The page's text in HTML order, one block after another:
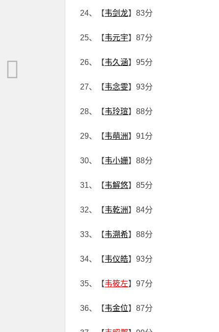
24、【韦剑龙】83分
25、【韦元宇】87分
26、【韦久涵】95分
27、【韦念雯】93分
28、【韦玲瑄】88分
29、【韦萌洲】91分
30、【韦小姗】88分
31、【韦解悠】85分
32、【韦乾洲】84分
33、【韦溯希】88分
34、【韦仪皓】93分
35、【韦筱左】97分
36、【韦金位】87分